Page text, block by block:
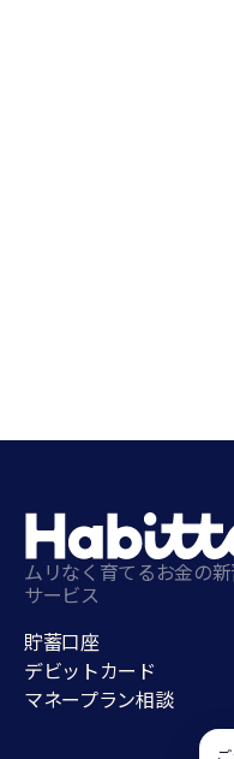
ムリなく育てるお金の
サービス
貯蓄口座
デビットカード
マネープラン相談